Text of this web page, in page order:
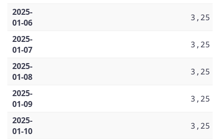
2025-
01-06
3,25
2025-
01-07
3,25
2025-
01-08
3,25
2025-
01-09
3,25
2025-
01-10
3,25